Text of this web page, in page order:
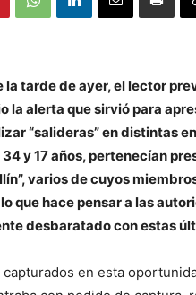
la tarde de ayer, el lector
la alerta que sirvió para
“salideras” en distintas
y 17 años, pertenecían
varios de cuyos
que hace pensar a las
desbaratado con estas
en esta